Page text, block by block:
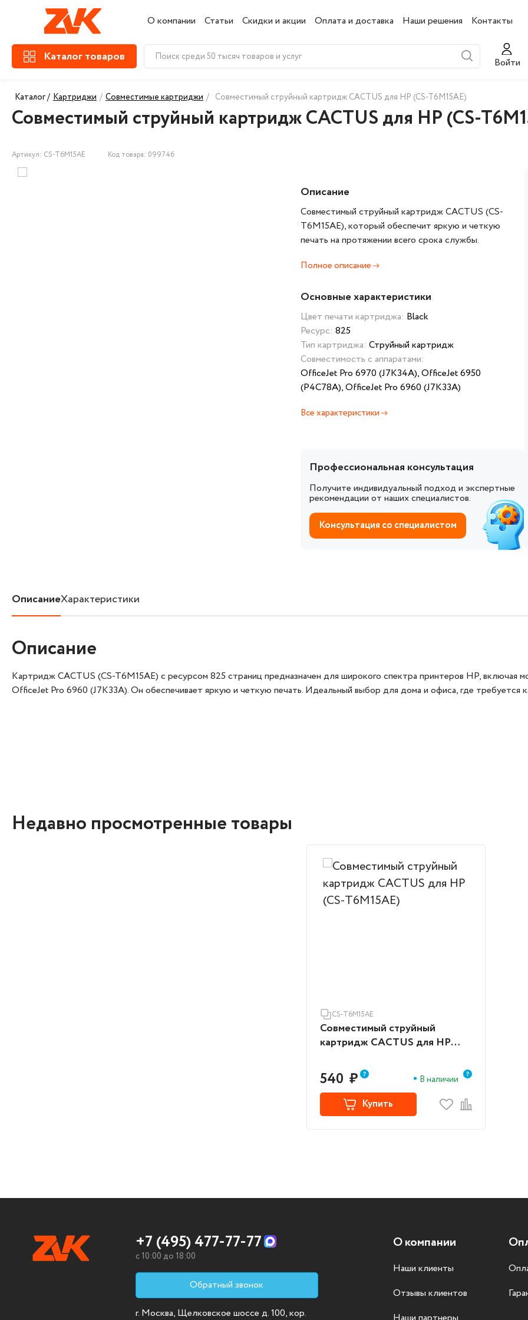
О компании Статьи Скидки и акции Оплата и доставка Наши решения Контакты
Каталог товаров Войти
Каталог / Картриджи / Совместимые картриджи / Совместимый струйный картридж CACTUS для HP (CS-T6M15AE)
Совместимый струйный картридж CACTUS для HP (CS-
Артикул: CS-T6M15AE Код товара: 099746
Описание
Совместимый струйный картридж CACTUS (CS-
T6M15AE), который обеспечит яркую и четкую
печать на протяжении всего срока службы.
Полное описание
Основные характеристики
Цвет печати картриджа: Black
Ресурс: 825
Тип картриджа: Струйный картридж
Совместимость с аппаратами:
OfficeJet Pro 6970 (J7K34A), OfficeJet 6950
(P4C78A), OfficeJet Pro 6960 (J7K33A)
Все характеристики
Профессиональная консультация
Получите индивидуальный подход и экспертные
рекомендации от наших специалистов.
Консультация со специалистом
ОписаниеХарактеристики
Описание
Картридж CACTUS (CS-T6M15AE) с ресурсом 825 страниц предназначен для широкого спектра принтеров HP,
OfficeJet Pro 6960 (J7K33A). Он обеспечивает яркую и четкую печать. Идеальный выбор для дома и офиса, где требуется
Недавно просмотренные товары
CS-T6M15AE
Совместимый струйный
картридж CACTUS для HP
540 ₽ В наличии
Купить
+7 (495) 477-77-77
c 10:00 до 18:00
Обратный звонок
г. Москва, Щелковское шоссе д. 100, кор.
О компании
Наши клиенты
Отзывы клиентов